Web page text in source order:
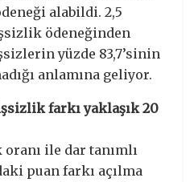
alabildi. 2,5
ödeneğinden
yüzde 83,7’sinin
anlamına geliyor.
farkı yaklaşık 20
ile dar tanımlı
puan farkı açılma